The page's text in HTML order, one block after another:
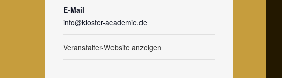
E-Mail
info@kloster-academie.de
Veranstalter-Website anzeigen